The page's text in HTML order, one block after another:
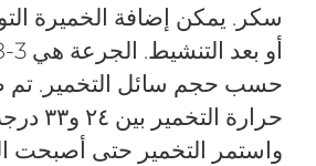
سكر. يمكن إضافة الخميرة
حسب حجم سائل التخمير. تم
حرارة
واستمر التخمير حتى أصبحت